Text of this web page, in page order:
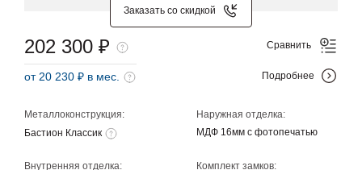
Заказать со скидкой
Металлоконструкция:
Бастион Классик
Наружная отделка:
МДФ 16мм с фотопечатью
Внутренняя отделка:
Комплект замков:
202 300 ₽
от 20 230 ₽ в мес.
Сравнить
Подробнее